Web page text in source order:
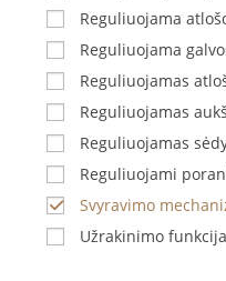
Reguliuojama
Reguliuojama
Reguliuojamas
Reguliuojamas
Reguliuojamas
Reguliuojami
Svyravimo
Užrakinimo funkcija